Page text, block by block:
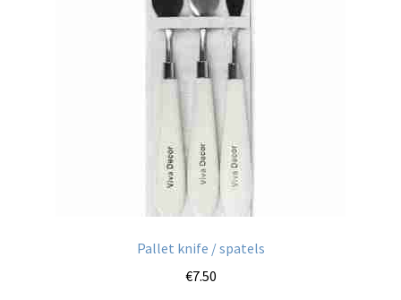
Pallet knife / spatels
€7.50